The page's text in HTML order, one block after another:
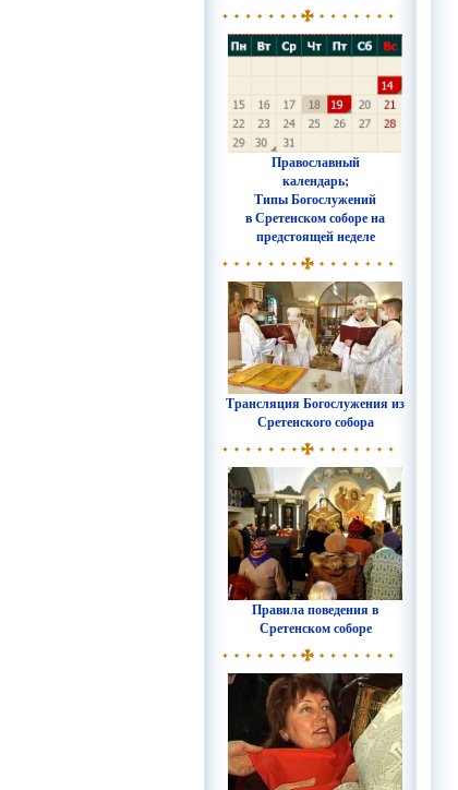
Православный
календарь;
Типы Богослужений
в Сретенском соборе на
предстоящей неделе
Трансляция Богослужения из
Сретенского собора
Правила поведения в
Сретенском соборе